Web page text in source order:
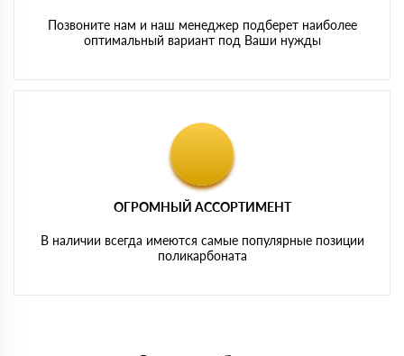
Позвоните нам и наш менеджер подберет наиболее
оптимальный вариант под Ваши нужды
ОГРОМНЫЙ АССОРТИМЕНТ
В наличии всегда имеются самые популярные позиции
поликарбоната